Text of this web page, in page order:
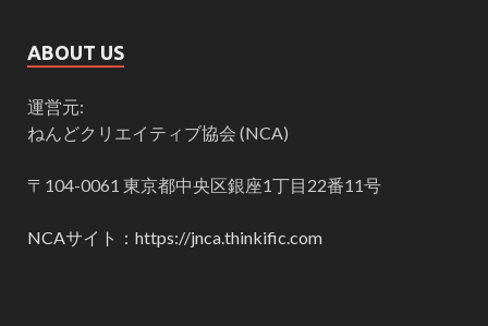
ABOUT US
運営元:
ねんどクリエイティブ協会 (NCA)
〒104-0061 東京都中央区銀座1丁目22番11号
NCAサイト：https://jnca.thinkific.com